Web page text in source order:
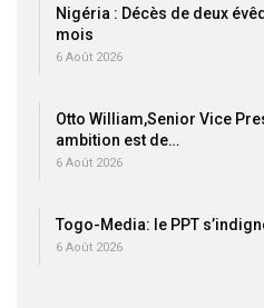
Nigéria : Décès de deux
mois
6 Août 2026
Otto William,Senior Vice
ambition est de…
6 Août 2026
Togo-Media: le PPT
6 Août 2026